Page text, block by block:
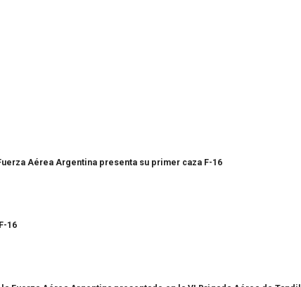
Aérea Argentina presenta su primer caza F-16
16